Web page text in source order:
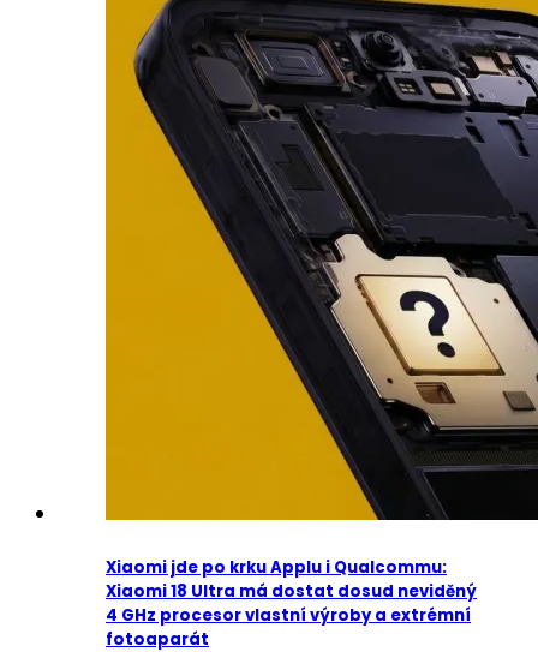
Xiaomi jde po krku Applu i Qualcommu:
Xiaomi 18 Ultra má dostat dosud neviděný
4 GHz procesor vlastní výroby a extrémní
fotoaparát